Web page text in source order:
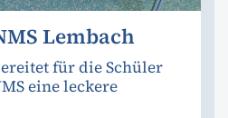
Lembach
für die Schüler
eine leckere